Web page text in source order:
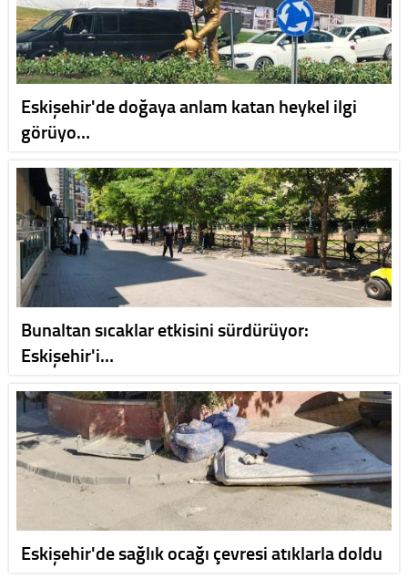
Eskişehir'de doğaya anlam katan heykel ilgi
görüyo…
Bunaltan sıcaklar etkisini sürdürüyor:
Eskişehir'i…
Eskişehir'de sağlık ocağı çevresi atıklarla doldu